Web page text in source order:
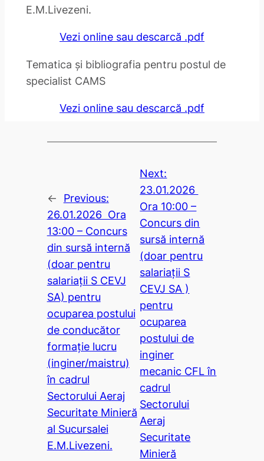
E.M.Livezeni.
Vezi online sau descarcă .pdf
Tematica și bibliografia pentru postul de
specialist CAMS
Vezi online sau descarcă .pdf
←
Previous:
26.01.2026 Ora
13:00 – Concurs
din sursă internă
(doar pentru
salariații S CEVJ
SA) pentru
ocuparea postului
de conducător
formație lucru
(inginer/maistru)
în cadrul
Sectorului Aeraj
Securitate Minieră
al Sucursalei
E.M.Livezeni.
Next:
23.01.2026
Ora 10:00 –
Concurs din
sursă internă
(doar pentru
salariații S
CEVJ SA )
pentru
ocuparea
postului de
inginer
mecanic CFL în
cadrul
Sectorului
Aeraj
Securitate
Minieră